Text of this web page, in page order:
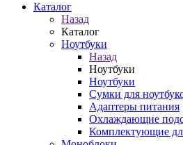
Каталог
Назад
Каталог
Ноутбуки
Назад
Ноутбуки
Ноутбуки
Сумки для
Адаптеры питания
Охлаждающие
Комплектующие